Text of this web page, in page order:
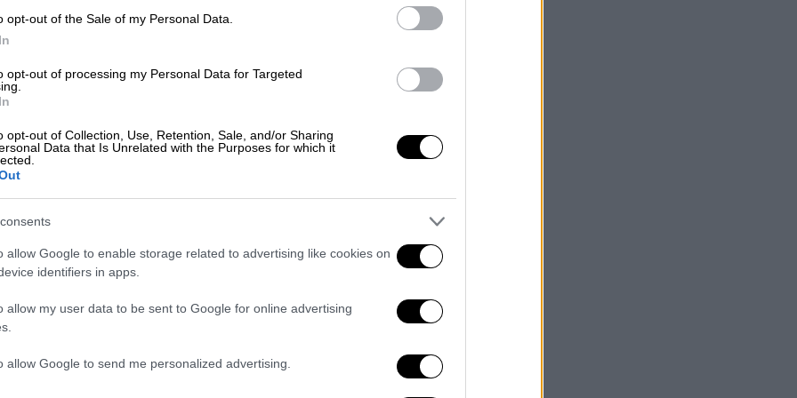
opt-out of the Sale of my Personal Data.
opt-out of processing my Personal Data for Targeted
opt-out of Collection, Use, Retention, Sale, and/or Sharing
Data that Is Unrelated with the Purposes for which it
allow Google to enable storage related to advertising like cookies on
identifiers in apps.
allow my user data to be sent to Google for online advertising
allow Google to send me personalized advertising.
δεχθεί κάποια μηνύματα στο κινητό
έλεγε ότι είχε πει σε κάποια άτομα η
Το παιδί βέβαια της απάντησε ότι κάτι
της λέει: ”εσύ είσαι που είπες θα με
δεν είπα κάτι τέτοιο”. Άρχισε το παιδί